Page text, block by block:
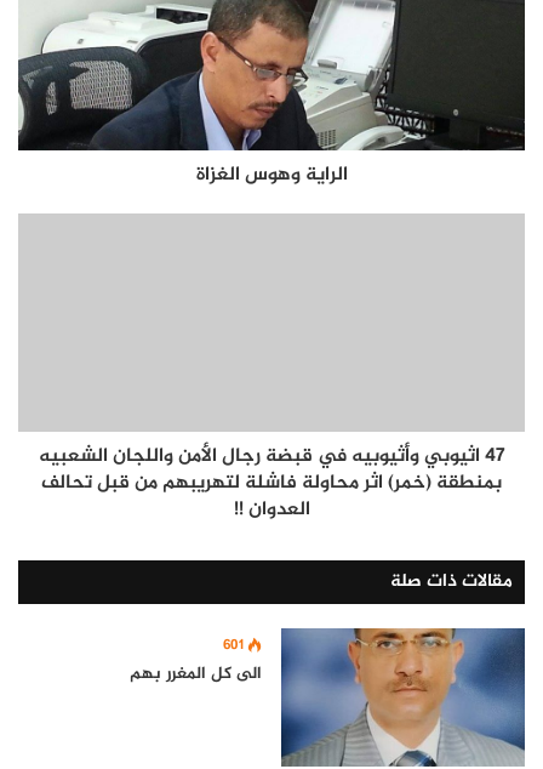
الراية وهوس الغزاة
47 اثيوبي وأثيوبيه في قبضة رجال الأمن واللجان الشعبيه
بمنطقة (خمر) اثر محاولة فاشلة لتهريبهم من قبل تحالف
العدوان !!
مقالات ذات صلة
601
الى كل المغرر بهم